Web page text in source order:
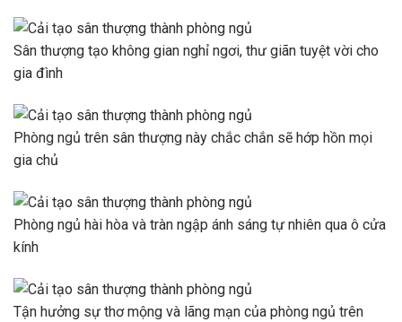
Sân thượng tạo không gian nghỉ ngơi, thư giãn tuyệt vời cho
gia đình
Phòng ngủ trên sân thượng này chắc chắn sẽ hớp hồn mọi
gia chủ
Phòng ngủ hài hòa và tràn ngập ánh sáng tự nhiên qua ô cửa
kính
Tận hưởng sự thơ mộng và lãng mạn của phòng ngủ trên